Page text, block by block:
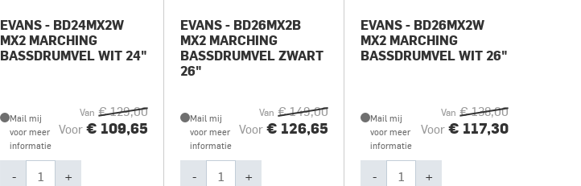
EVANS - BD24MX2W
MX2 MARCHING
BASSDRUMVEL WIT 24"
Mail mij
voor meer
informatie
Van € 129,00
Voor€ 109,65
- +
EVANS - BD26MX2B
MX2 MARCHING
BASSDRUMVEL ZWART
26"
Mail mij
voor meer
informatie
Van € 149,00
Voor€ 126,65
- +
EVANS - BD26MX2W
MX2 MARCHING
BASSDRUMVEL WIT 26"
Mail mij
voor meer
informatie
Van € 138,00
Voor € 117,30
- +